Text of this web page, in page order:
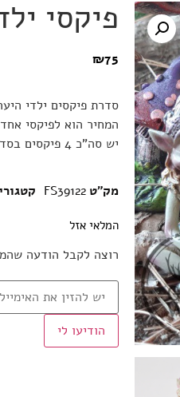
פיקסי
₪75
סדרת פיקסים ילדי
המחיר הוא לפיקסי אחד
יש סה”כ 4 פיקסים בסדרה
מק"ט FS39122
המלאי אזל
רוצה לקבל הודעה
הודיעו לי